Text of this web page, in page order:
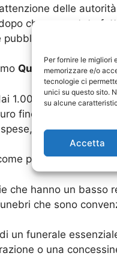
Per fornire le migliori
memorizzare e/o
tecnologie ci
unici su questo sito.
su alcune
Accetta
delle
che sono state
e agenzie
Quanto Costa Un
1.000 euro fino a
fino a 7.000 euro.
ma avendo un
poter risparmiare.
che hanno un
che sono
un funerale
o una